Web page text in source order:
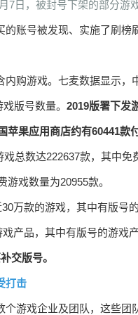
7日，被封号下架的部分游
账号被发现、实施了刷榜
购游戏。七麦数据显示，
版号数量。 2019版署下发
苹果应用商店约有60441款
总数达222637款，其中
戏数量为20955款。
万款的游戏，其中有版号
产品，其中有版号的游戏产
交版号。
打击
游戏企业及团队，这些团